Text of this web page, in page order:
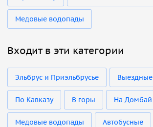
Медовые водопады
Входит в эти категории
Эльбрус и Приэльбрусье Выездные
По Кавказу В горы На Домбай
Медовые водопады Автобусные